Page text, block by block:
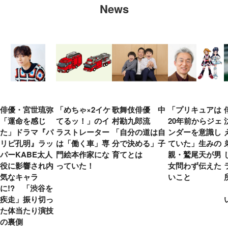
News
俳優・宮世琉弥
「運命を感じ
た」ドラマ『パ
リピ孔明』ラッ
パーKABE太人
役に影響され内
気なキャラ
に!? 「渋谷を
疾走」振り切っ
た体当たり演技
の裏側
「めちゃ×2イケ
てるッ！」のイ
ラストレーター
は「働く車」専
門絵本作家にな
っていた！
歌舞伎俳優 中
村勘九郎流
「自分の道は自
分で決める」子
育てとは
「プリキュアは
20年前からジェ
ンダーを意識し
ていた」生みの
親・鷲尾天が男
女問わず伝えた
いこと